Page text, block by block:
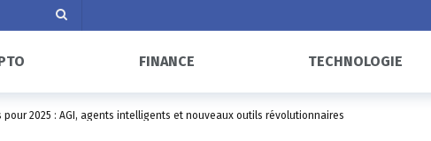
FINANCE TECHNOLOGIE
2025 : AGI, agents intelligents et nouveaux outils révolutionnaires